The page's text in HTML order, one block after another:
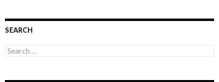
v
s
SEARCH
S
e